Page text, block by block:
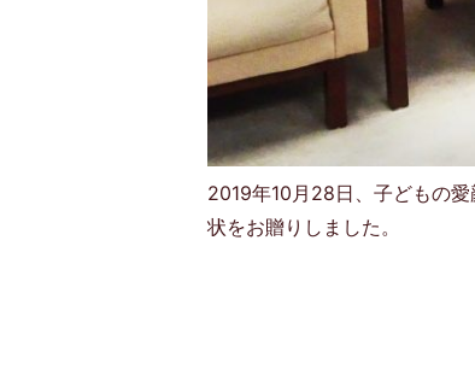
2019年10月28日、子どもの
状をお贈りしました。